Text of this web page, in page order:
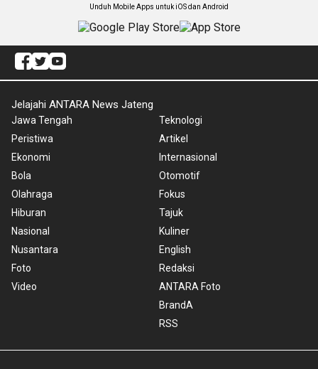
Unduh Mobile Apps untuk iOS dan Android
Jelajahi ANTARA News Jateng
Jawa Tengah
Peristiwa
Ekonomi
Bola
Olahraga
Hiburan
Nasional
Nusantara
Foto
Video
Teknologi
Artikel
Internasional
Otomotif
Fokus
Tajuk
Kuliner
English
Redaksi
ANTARA Foto
BrandA
RSS